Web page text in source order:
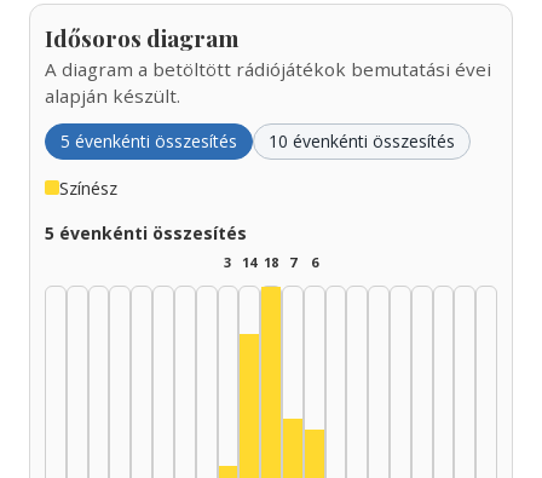
Idősoros diagram
A diagram a betöltött rádiójátékok bemutatási évei
alapján készült.
5 évenkénti összesítés 10 évenkénti összesítés
Színész
5 évenkénti összesítés
3 14
Színész, 1970–1974: 14
18 7 6